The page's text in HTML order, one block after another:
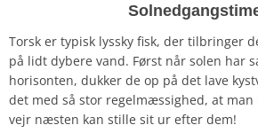
Torsk er typisk lyssky fisk, der tilbringer
på lidt dybere vand. Først når solen har
horisonten, dukker de op på det lave
det med så stor regelmæssighed, at
vejr næsten kan stille sit ur efter dem!